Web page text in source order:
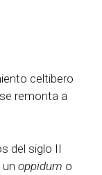
celtibero
remonta a
del siglo II
oppidum o